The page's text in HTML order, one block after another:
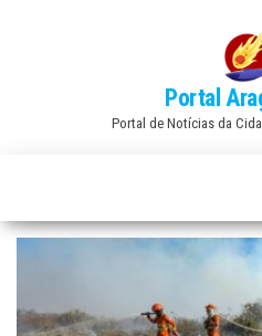
Portal
Portal de Notícias da